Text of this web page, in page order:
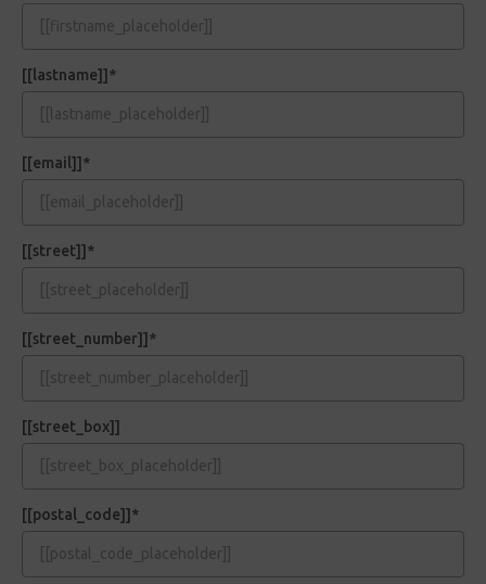
[[lastname]]*
[[email]]*
[[street]]*
[[street_number]]*
[[street_box]]
[[postal_code]]*